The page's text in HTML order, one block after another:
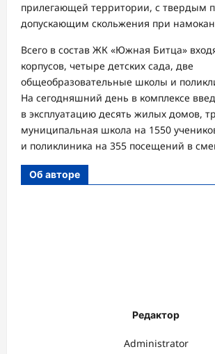
прилегающей территории, с твердым
допускающим скольжения при
Всего в состав ЖК «Южная Битца»
корпусов, четыре детских сада, две
общеобразовательные школы и
На сегодняшний день в комплексе
в эксплуатацию десять жилых домов,
муниципальная школа на 1550
и поликлиника на 355 посещений в
Об авторе
Редактор
Administrator